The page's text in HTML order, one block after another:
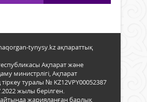
tynysy.kz ақпараттық
Ақпарат және
министрлігі, Ақпарат
тіркеу туралы № KZ12VPY00052387
жылы берілген.
жарияланған барлық